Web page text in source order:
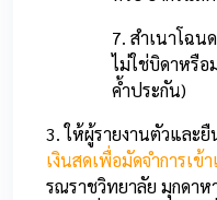
7. สำเนาโฉ
ไม่ใช่บิดาหรือ
ค้ำประกัน)
3. ให้ผู้รายงานตัวและ
เงินสดเพื่อมัดจำการเข้า
รณราชวิทยาลัย มุกดาห